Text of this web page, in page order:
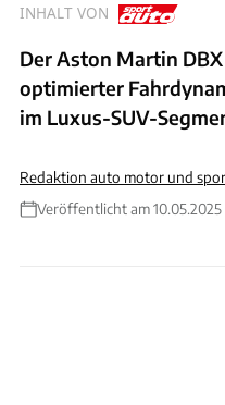
INHALT VON
Der Aston Martin
optimierter
im Luxus-SUV-
Redaktion auto motor und
Veröffentlicht am 10.05.2025